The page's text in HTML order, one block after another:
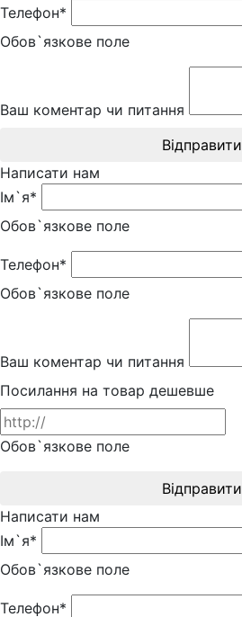
Телефон*
Обов`язкове поле
Ваш коментар чи питання
Відправити
Написати нам
Ім`я*
Обов`язкове поле
Телефон*
Обов`язкове поле
Ваш коментар чи питання
Посилання на товар дешевше
Обов`язкове поле
Відправити
Написати нам
Ім`я*
Обов`язкове поле
Телефон*